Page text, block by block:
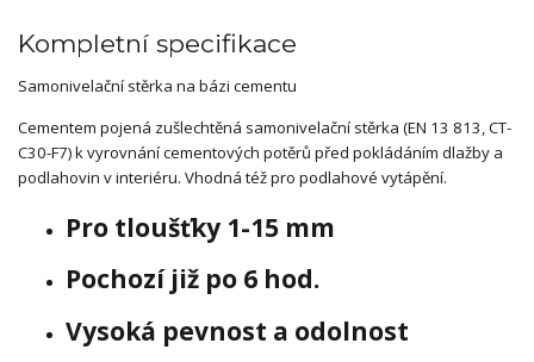
Kompletní specifikace
Samonivelační stěrka na bázi cementu
Cementem pojená zušlechtěná samonivelační stěrka (EN 13 813, CT-
C30-F7) k vyrovnání cementových potěrů před pokládáním dlažby a
podlahovin v interiéru. Vhodná též pro podlahové vytápění.
Pro tloušťky 1-15 mm
Pochozí již po 6 hod.
Vysoká pevnost a odolnost